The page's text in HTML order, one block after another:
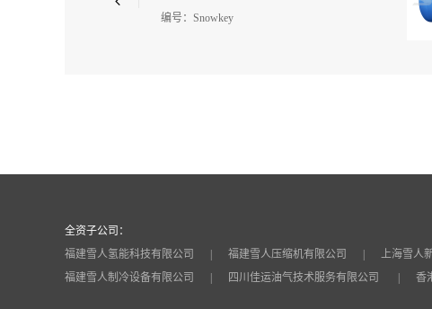
编号：Snowkey
全资子公司：
福建雪人氢能科技有限公司
福建雪人压缩机有限公司 上海雪人
福建雪人制冷设备有限公司
四川佳运油气技术服务有限公司 香